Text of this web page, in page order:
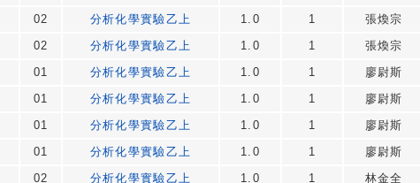
02 分析化學實驗乙上 1.0 1 張煥宗
02 分析化學實驗乙上 1.0 1 張煥宗
01 分析化學實驗乙上 1.0 1 廖尉斯
01 分析化學實驗乙上 1.0 1 廖尉斯
01 分析化學實驗乙上 1.0 1 廖尉斯
01 分析化學實驗乙上 1.0 1 廖尉斯
02 分析化學實驗乙上 1.0 1 林金全